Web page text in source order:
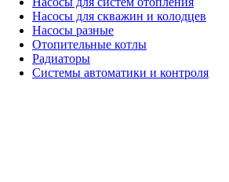
Насосы для скважин и колодцев
Насосы разные
Отопительные котлы
Радиаторы
Системы автоматики и контроля